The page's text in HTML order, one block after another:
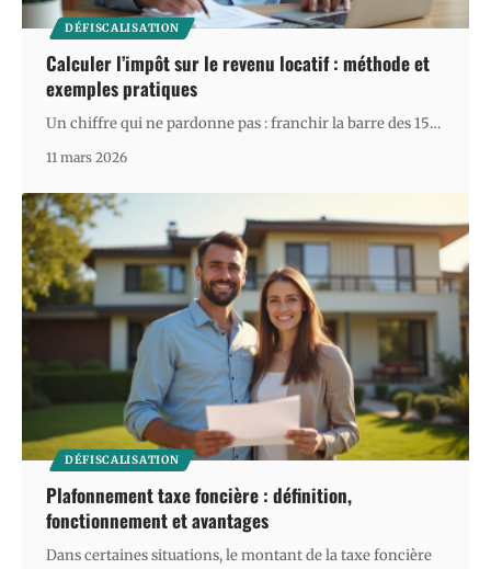
DÉFISCALISATION
Calculer l’impôt sur le revenu locatif : méthode et
exemples pratiques
Un chiffre qui ne pardonne pas : franchir la barre des 15…
11 mars 2026
DÉFISCALISATION
Plafonnement taxe foncière : définition,
fonctionnement et avantages
Dans certaines situations, le montant de la taxe foncière